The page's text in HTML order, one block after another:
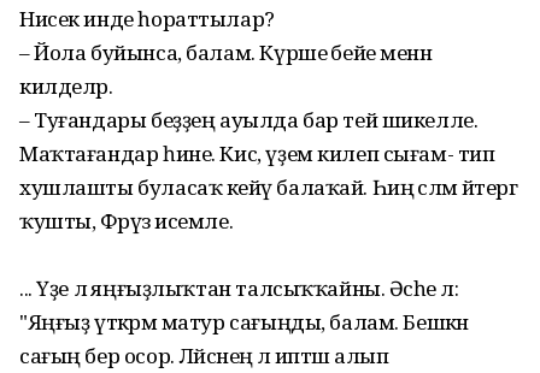
Нисек инде һораттылар?
– Йола буйынса, балам. Күрше әбейе менән
килделәр.
– Туғандары беҙҙең ауылда бар тей шикелле.
Маҡтағандар һине. Кис, үҙем килеп сығам- тип
хушлашты буласаҡ кейәү балаҡай. Һиңә сәләм әйтергә
ҡушты, Фәрүәз исемле.
... Үҙе лә яңғыҙлыҡтан талсыҡҡайны. Әсәһе лә:
"Яңғыҙ үткәрмә матур сағыңды, балам. Бешкән
сағың бер осор. Ләйсәнеңә лә иптәш алып